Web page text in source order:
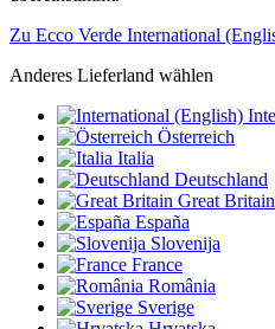
Zu Ecco Verde International
Anderes Lieferland wählen
Österreich
Italia
Deutschland
Great Britain
España
Slovenija
France
România
Sverige